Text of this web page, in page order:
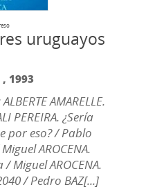
uruguayos
, 1993
AMARELLE.
PEREIRA. ¿Sería
por eso? / Pablo
AROCENA.
Miguel AROCENA.
/ Pedro BAZ[...]